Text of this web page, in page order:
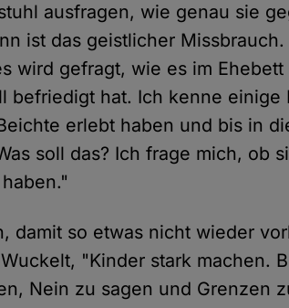
ausfragen, wie genau sie
ist das geistlicher
wird gefragt, wie es im
befriedigt hat. Ich kenne einige
erlebt haben und bis in
soll das? Ich frage mich, ob
damit so etwas nicht wieder
"Kinder stark machen.
Nein zu sagen und Grenzen